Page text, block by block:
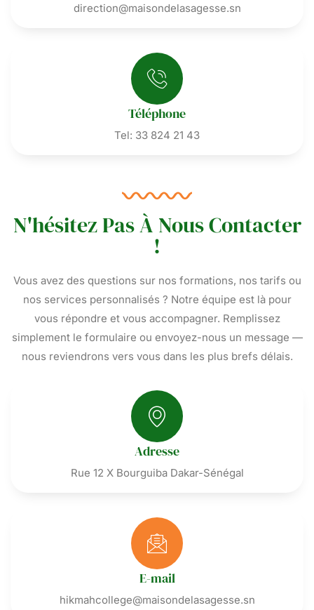
N'hésitez Pas À Nous Contacter
!
Vous avez des questions sur nos formations, nos tarifs ou
nos services personnalisés ? Notre équipe est là pour
vous répondre et vous accompagner. Remplissez
simplement le formulaire ou envoyez-nous un message —
nous reviendrons vers vous dans les plus brefs délais.
Adresse
Rue 12 X Bourguiba Dakar-Sénégal
E-mail
hikmahcollege@maisondelasagesse.sn
direction@maisondelasagesse.sn
Téléphone
Tel: 33 824 21 43